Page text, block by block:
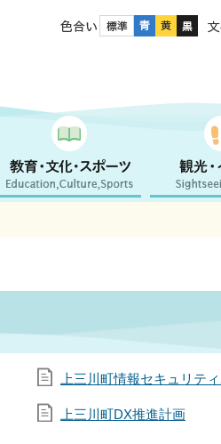
色合い
上三川町情報セキュリテ
上三川町DX推進計画